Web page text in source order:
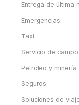
Entrega de última
Emergencias
Taxi
Servicio de campo
Petróleo y minería
Seguros
Soluciones de viaje